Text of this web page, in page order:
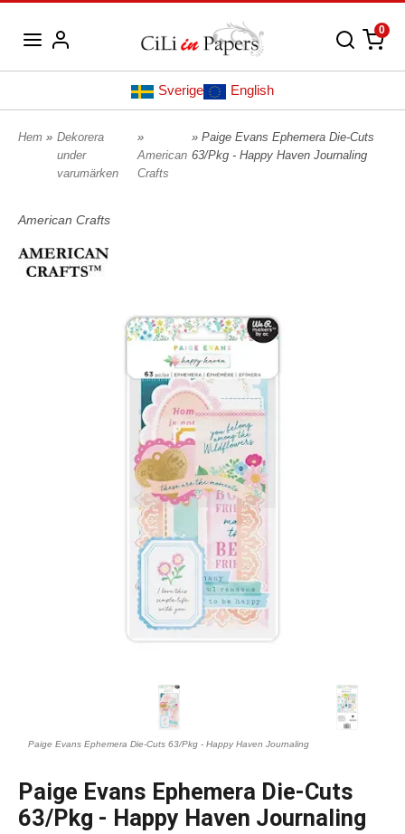
0
Sverige English
Hem » Dekorera
under
varumärken
»
American
Crafts
» Paige Evans Ephemera Die-Cuts
63/Pkg - Happy Haven Journaling
American Crafts
Paige Evans Ephemera Die-Cuts 63/Pkg - Happy Haven Journaling
Paige Evans Ephemera Die-Cuts
63/Pkg - Happy Haven Journaling